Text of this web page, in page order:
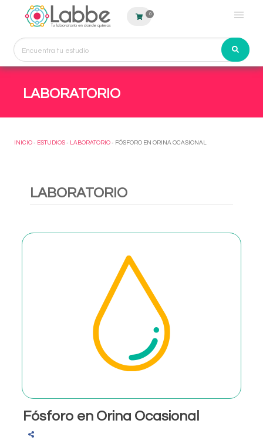
0
LABORATORIO
INICIO - ESTUDIOS - LABORATORIO - FÓSFORO EN ORINA OCASIONAL
LABORATORIO
Fósforo en Orina Ocasional